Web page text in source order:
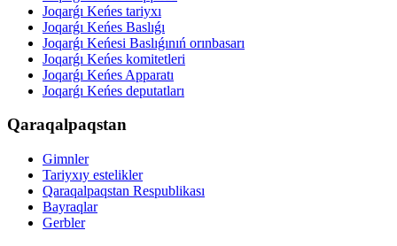
Joqarǵı Keńes tariyxı
Joqarǵı Keńes Baslıǵı
Joqarǵı Keńesi Baslıǵınıń orınbasarı
Joqarǵı Keńes komitetleri
Joqarǵı Keńes Apparatı
Joqarǵı Keńes deputatları
Qaraqalpaqstan
Gimnler
Tariyxıy estelikler
Qaraqalpaqstan Respublikası
Bayraqlar
Gerbler